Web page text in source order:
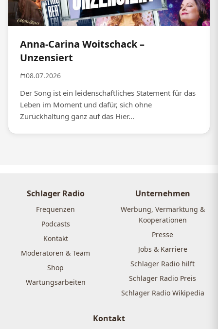
Anna-Carina Woitschack –
Unzensiert
08.07.2026
Der Song ist ein leidenschaftliches Statement für das
Leben im Moment und dafür, sich ohne
Zurückhaltung ganz auf das Hier...
Schlager Radio
Frequenzen
Podcasts
Kontakt
Moderatoren & Team
Shop
Wartungsarbeiten
Unternehmen
Werbung, Vermarktung &
Kooperationen
Presse
Jobs & Karriere
Schlager Radio hilft
Schlager Radio Preis
Schlager Radio Wikipedia
Kontakt